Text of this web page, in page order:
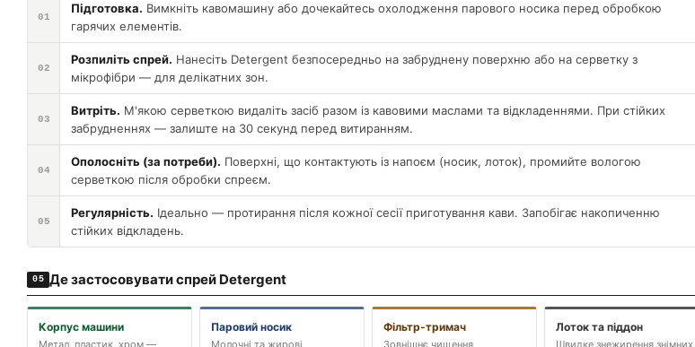
01
Підготовка. Вимкніть кавомашину або дочекайтесь охолодження парового носика перед обробкою
гарячих елементів.
02
Розпиліть спрей. Нанесіть Detergent безпосередньо на забруднену поверхню або на серветку з
мікрофібри — для делікатних зон.
03
Витріть. М'якою серветкою видаліть засіб разом із кавовими маслами та відкладеннями. При стійких
забрудненнях — залиште на 30 секунд перед витиранням.
04
Ополосніть (за потреби). Поверхні, що контактують із напоєм (носик, лоток), промийте вологою
серветкою після обробки спреєм.
05
Регулярність. Ідеально — протирання після кожної сесії приготування кави. Запобігає накопиченню
стійких відкладень.
05 Де застосовувати спрей Detergent
Корпус машини Паровий носик Фільтр-тримач Лоток та піддон